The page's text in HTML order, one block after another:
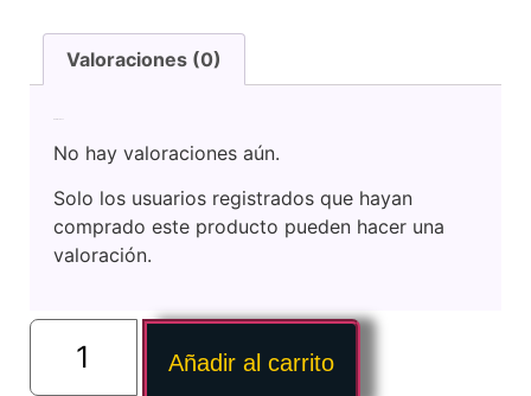
Valoraciones (0)
No hay valoraciones aún.
Solo los usuarios registrados que hayan
comprado este producto pueden hacer una
valoración.
Añadir al carrito